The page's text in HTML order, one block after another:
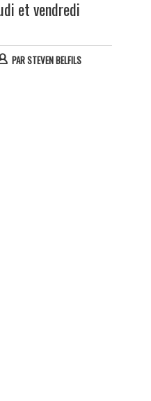
et vendredi
PARSTEVEN BELFILS